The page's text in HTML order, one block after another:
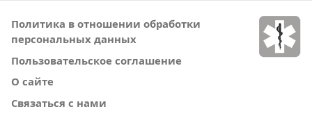
Политика в отношении обработки
персональных данных
Пользовательское соглашение
О сайте
Связаться с нами